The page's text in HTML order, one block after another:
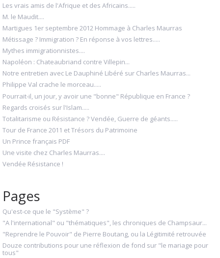
Les vrais amis de l'Afrique et des Africains.....
M. le Maudit....
Martigues 1er septembre 2012 Hommage à Charles Maurras
Métissage ? Immigration ? En réponse à vos lettres.....
Mythes immigrationnistes....
Napoléon : Chateaubriand contre Villepin...
Notre entretien avec Le Dauphiné Libéré sur Charles Maurras...
Philippe Val crache le morceau.....
Pourrait-il, un jour, y avoir une "bonne" République en France ?
Regards croisés sur l'Islam.....
Totalitarisme ou Résistance ? Vendée, Guerre de géants.....
Tour de France 2011 et Trésors du Patrimoine
Un Prince français PDF
Une visite chez Charles Maurras....
Vendée Résistance !
Pages
Qu'est-ce que le "Système" ?
"A l'international" ou "thématiques", les chroniques de Champsaur...
"Reprendre le Pouvoir" de Pierre Boutang, ou la Légitimité retrouvée
Douze contributions pour une réflexion de fond sur "le mariage pour
tous"